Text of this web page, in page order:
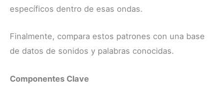
específicos dentro de esas ondas.
Finalmente, compara estos patrones con una base
de datos de sonidos y palabras conocidas.
Componentes Clave